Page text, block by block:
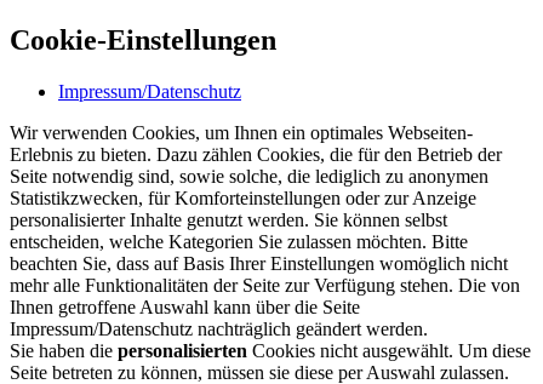
Cookie-Einstellungen
Impressum/Datenschutz
Wir verwenden Cookies, um Ihnen ein optimales Webseiten-
Erlebnis zu bieten. Dazu zählen Cookies, die für den Betrieb der
Seite notwendig sind, sowie solche, die lediglich zu anonymen
Statistikzwecken, für Komforteinstellungen oder zur Anzeige
personalisierter Inhalte genutzt werden. Sie können selbst
entscheiden, welche Kategorien Sie zulassen möchten. Bitte
beachten Sie, dass auf Basis Ihrer Einstellungen womöglich nicht
mehr alle Funktionalitäten der Seite zur Verfügung stehen. Die von
Ihnen getroffene Auswahl kann über die Seite
Impressum/Datenschutz nachträglich geändert werden.
Sie haben die personalisierten Cookies nicht ausgewählt. Um diese
Seite betreten zu können, müssen sie diese per Auswahl zulassen.